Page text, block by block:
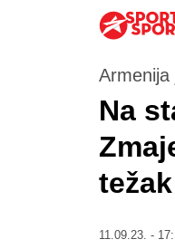
Na
11.09.23. -